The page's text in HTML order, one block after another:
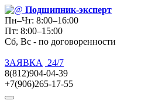
Подшипник-эксперт
Пн–Чт: 8:00–16:00
Пт: 8:00–15:00
Сб, Вс - по договоренности
ЗАЯВКА
24/7
8(812)904-04-39
+7(906)265-17-55